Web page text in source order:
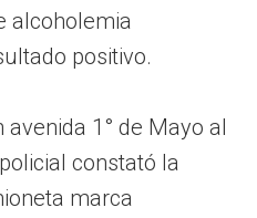
alcoholemia
positivo.
1° de Mayo al
constató la
marca